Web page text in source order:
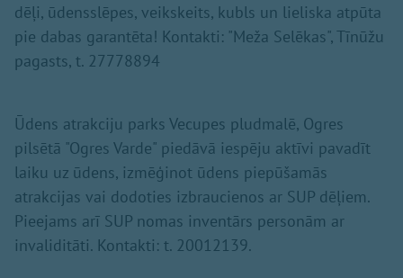
dēļi, ūdensslēpes, veikskeits, kubls un lieliska atpūta
pie dabas garantēta! Kontakti: "Meža Selēkas", Tīnūžu
pagasts, t. 27778894
Ūdens atrakciju parks Vecupes pludmalē, Ogres
pilsētā "Ogres Varde" piedāvā iespēju aktīvi pavadīt
laiku uz ūdens, izmēģinot ūdens piepūšamās
atrakcijas vai dodoties izbraucienos ar SUP dēļiem.
Pieejams arī SUP nomas inventārs personām ar
invaliditāti. Kontakti: t. 20012139.